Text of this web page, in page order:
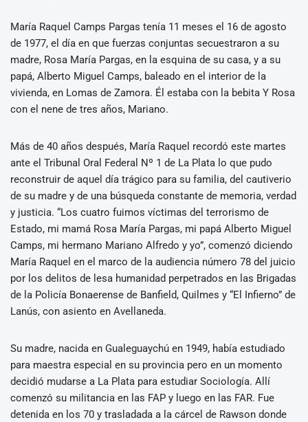
María Raquel Camps Pargas tenía 11 meses el 16 de agosto
de 1977, el día en que fuerzas conjuntas secuestraron a su
madre, Rosa María Pargas, en la esquina de su casa, y a su
papá, Alberto Miguel Camps, baleado en el interior de la
vivienda, en Lomas de Zamora. Él estaba con la bebita Y Rosa
con el nene de tres años, Mariano.
Más de 40 años después, María Raquel recordó este martes
ante el Tribunal Oral Federal Nº 1 de La Plata lo que pudo
reconstruir de aquel día trágico para su familia, del cautiverio
de su madre y de una búsqueda constante de memoria, verdad
y justicia. “Los cuatro fuimos víctimas del terrorismo de
Estado, mi mamá Rosa María Pargas, mi papá Alberto Miguel
Camps, mi hermano Mariano Alfredo y yo”, comenzó diciendo
María Raquel en el marco de la audiencia número 78 del juicio
por los delitos de lesa humanidad perpetrados en las Brigadas
de la Policía Bonaerense de Banfield, Quilmes y “El Infierno” de
Lanús, con asiento en Avellaneda.
Su madre, nacida en Gualeguaychú en 1949, había estudiado
para maestra especial en su provincia pero en un momento
decidió mudarse a La Plata para estudiar Sociología. Allí
comenzó su militancia en las FAP y luego en las FAR. Fue
detenida en los 70 y trasladada a la cárcel de Rawson donde